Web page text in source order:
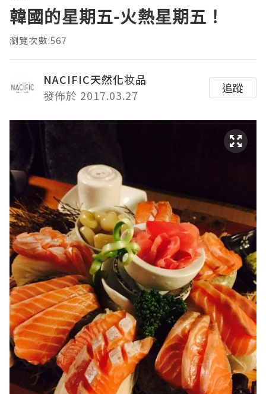
韓國的星期五-火熱星期五！
瀏覽次數:567
NACIFIC天然化妆品
發佈於 2017.03.27
追蹤